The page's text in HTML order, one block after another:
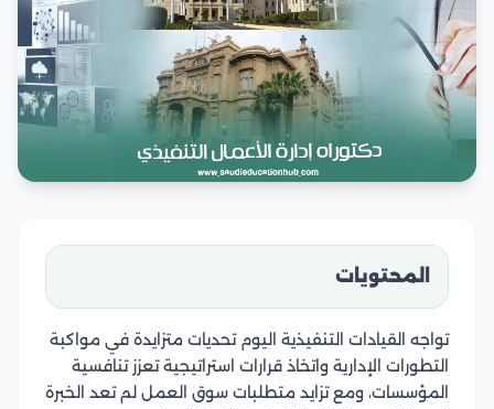
المحتويات
تواجه القيادات التنفيذية اليوم تحديات متزايدة في مواكبة
التطورات الإدارية واتخاذ قرارات استراتيجية تعزز تنافسية
المؤسسات، ومع تزايد متطلبات سوق العمل لم تعد الخبرة